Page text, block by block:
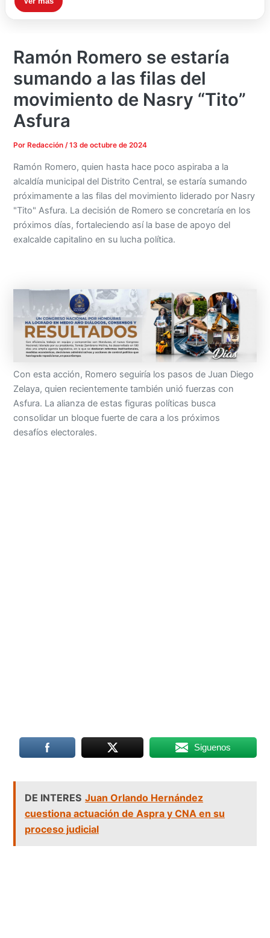
Ramón Romero se estaría
sumando a las filas del
movimiento de Nasry “Tito”
Asfura
Por Redacción/13 de octubre de 2024
Ramón Romero, quien hasta hace poco aspiraba a la
alcaldía municipal del Distrito Central, se estaría sumando
próximamente a las filas del movimiento liderado por Nasry
"Tito" Asfura. La decisión de Romero se concretaría en los
próximos días, fortaleciendo así la base de apoyo del
exalcalde capitalino en su lucha política.
Con esta acción, Romero seguiría los pasos de Juan Diego
Zelaya, quien recientemente también unió fuerzas con
Asfura. La alianza de estas figuras políticas busca
consolidar un bloque fuerte de cara a los próximos
desafíos electorales.
Siguenos
DE INTERES Juan Orlando Hernández
cuestiona actuación de Aspra y CNA en su
proceso judicial